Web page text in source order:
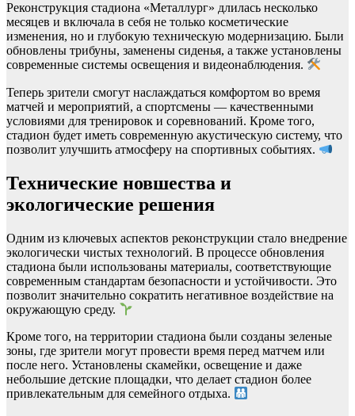
Реконструкция стадиона «Металлург» длилась несколько
месяцев и включала в себя не только косметические
изменения, но и глубокую техническую модернизацию. Были
обновлены трибуны, заменены сиденья, а также установлены
современные системы освещения и видеонаблюдения.
Теперь зрители смогут наслаждаться комфортом во время
матчей и мероприятий, а спортсмены — качественными
условиями для тренировок и соревнований. Кроме того,
стадион будет иметь современную акустическую систему, что
позволит улучшить атмосферу на спортивных событиях.
Технические новшества и
экологические решения
Одним из ключевых аспектов реконструкции стало внедрение
экологически чистых технологий. В процессе обновления
стадиона были использованы материалы, соответствующие
современным стандартам безопасности и устойчивости. Это
позволит значительно сократить негативное воздействие на
окружающую среду.
Кроме того, на территории стадиона были созданы зеленые
зоны, где зрители могут провести время перед матчем или
после него. Установлены скамейки, освещение и даже
небольшие детские площадки, что делает стадион более
привлекательным для семейного отдыха.